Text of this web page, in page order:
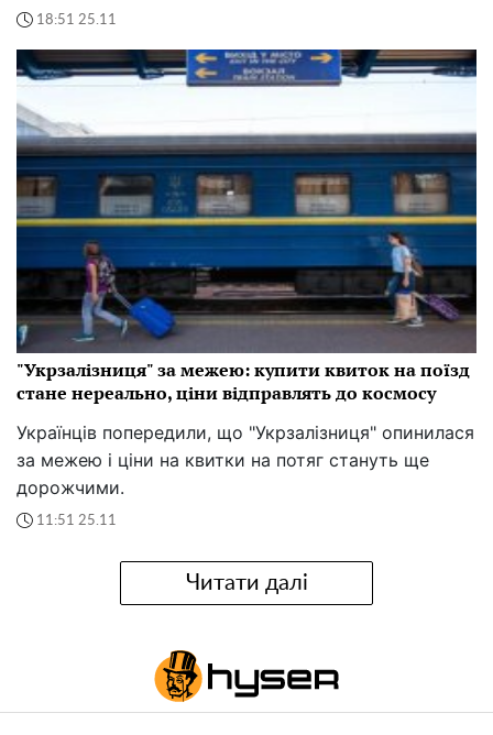
18:51 25.11
"Укрзалізниця" за межею: купити квиток на поїзд
стане нереально, ціни відправлять до космосу
Українців попередили, що "Укрзалізниця" опинилася
за межею і ціни на квитки на потяг стануть ще
дорожчими.
11:51 25.11
Читати далі